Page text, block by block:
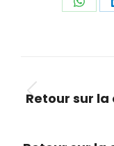
Share
navigation
Retour sur